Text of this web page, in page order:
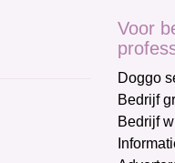
Voor
Doggo
Bedrijf
Bedrijf